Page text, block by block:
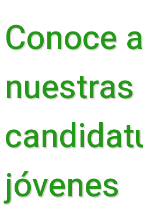
Conoce a
nuestras
jóvenes